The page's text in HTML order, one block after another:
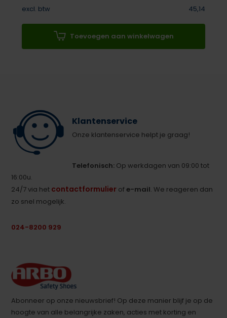
excl. btw 45,14
Toevoegen aan winkelwagen
Klantenservice
Onze klantenservice helpt je graag!
Telefonisch: Op werkdagen van 09:00 tot
16:00u.
24/7 via het contactformulier ofe-mail. We reageren dan
zo snel mogelijk.
024-8200 929
Abonneer op onze nieuwsbrief! Op deze manier blijf je op de
hoogte van alle belangrijke zaken, acties met korting en